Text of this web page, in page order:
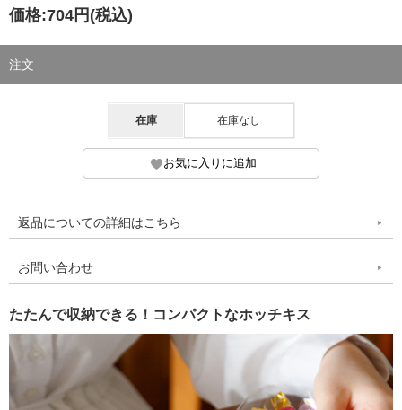
価格:704円 (税込)
注文
在庫 在庫なし
返品についての詳細はこちら
お問い合わせ
たたんで収納できる！コンパクトなホッチキス